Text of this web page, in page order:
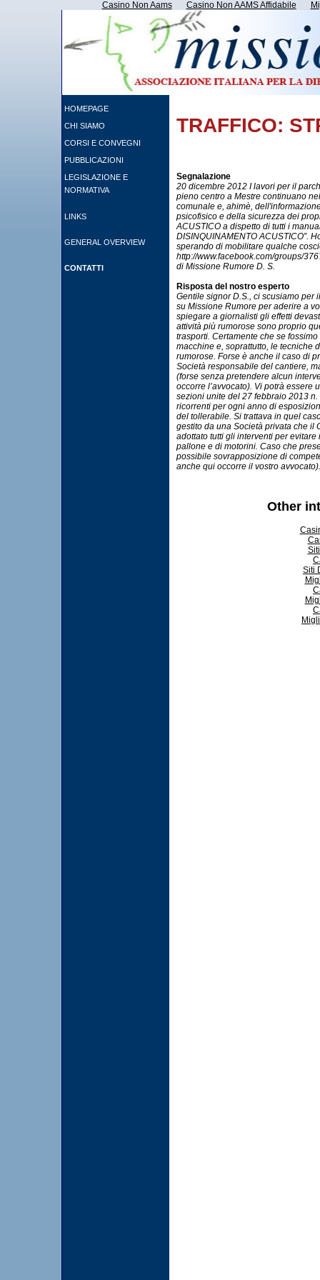
Casino Non Aams Casino Non AAMS Affidabile
HOMEPAGE
CHI SIAMO
CORSI E CONVEGNI
PUBBLICAZIONI
LEGISLAZIONE E
NORMATIVA
LINKS
GENERAL OVERVIEW
CONTATTI
TRAFFICO:
Segnalazione
20 dicembre 2012 I lavori per il
pieno centro a Mestre continuano
comunale e, ahimè,
psicofisico e della sicurezza dei
ACUSTICO a dispetto di tutti i
DISINQUINAMENTO ACUSTICO”.
sperando di mobilitare qualche
http://www.facebook.com/groups/
di Missione Rumore D. S.
Risposta del nostro esperto
Gentile signor D.S., ci scusiamo per
su Missione Rumore per aderire a
spiegare a giornalisti gli effetti
attività più rumorose sono proprio
trasporti. Certamente che se
macchine e, soprattutto, le tecniche
rumorose. Forse è anche il caso di
Società responsabile del cantiere,
(forse senza pretendere alcun
occorre l’avvocato). Vi potrà essere
sezioni unite del 27 febbraio 2013
ricorrenti per ogni anno di
del tollerabile. Si trattava in quel
gestito da una Società privata che il
adottato tutti gli interventi per
pallone e di motorini. Caso che
possibile sovrapposizione di
anche qui occorre il vostro
Other
Siti